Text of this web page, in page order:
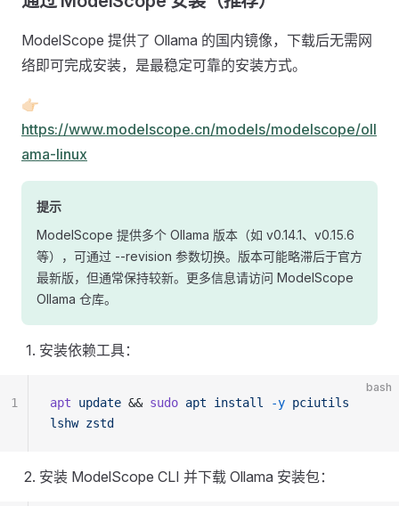
ModelScope 提供了 Ollama 的国内镜像，下载后无需网
络即可完成安装，是最稳定可靠的安装方式。
👉🏻
https://www.modelscope.cn/models/modelscope/oll
ama-linux
提示
ModelScope 提供多个 Ollama 版本（如 v0.14.1、v0.15.6
等），可通过 --revision 参数切换。版本可能略滞后于官方
最新版，但通常保持较新。更多信息请访问 ModelScope
Ollama 仓库。
安装依赖工具：
bash
apt update && sudo apt install -y pciutils
lshw zstd
1
安装 ModelScope CLI 并下载 Ollama 安装包：